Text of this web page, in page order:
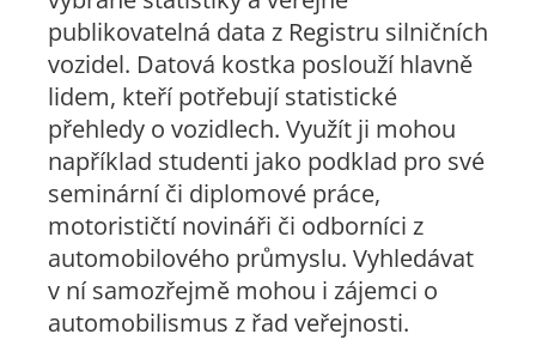
publikovatelná data z Registru silničních
vozidel. Datová kostka poslouží hlavně
lidem, kteří potřebují statistické
přehledy o vozidlech. Využít ji mohou
například studenti jako podklad pro své
seminární či diplomové práce,
motorističtí novináři či odborníci z
automobilového průmyslu. Vyhledávat
v ní samozřejmě mohou i zájemci o
automobilismus z řad veřejnosti.